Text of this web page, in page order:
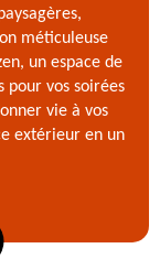
méticuleuse
un espace de
pour vos soirées
vie à vos
extérieur en un